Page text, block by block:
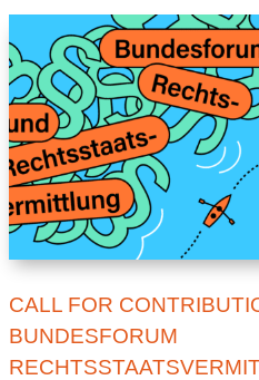
CALL FOR
BUNDESFORUM